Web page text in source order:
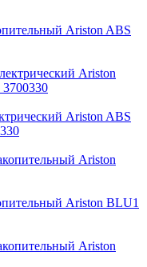
Ariston ABS
Ariston ABS
Ariston BLU1